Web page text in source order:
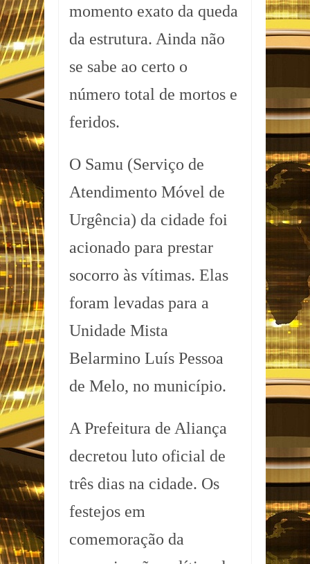
momento exato da queda
da estrutura. Ainda não
se sabe ao certo o
número total de mortos e
feridos.
O Samu (Serviço de
Atendimento Móvel de
Urgência) da cidade foi
acionado para prestar
socorro às vítimas. Elas
foram levadas para a
Unidade Mista
Belarmino Luís Pessoa
de Melo, no município.
A Prefeitura de Aliança
decretou luto oficial de
três dias na cidade. Os
festejos em
comemoração da